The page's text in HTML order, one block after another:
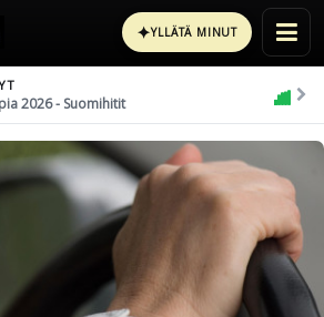
✦YLLÄTÄ MINUT
2026 - Suomihitit